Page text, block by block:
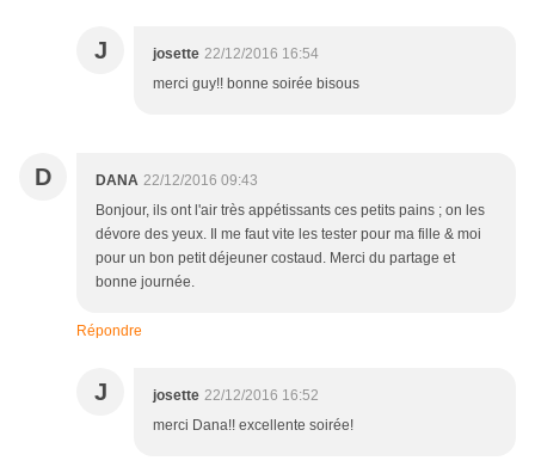
J josette 22/12/2016 16:54
merci guy!! bonne soirée bisous
D DANA 22/12/2016 09:43
Bonjour, ils ont l'air très appétissants ces petits pains ; on les
dévore des yeux. Il me faut vite les tester pour ma fille & moi
pour un bon petit déjeuner costaud. Merci du partage et
bonne journée.
Répondre
J josette 22/12/2016 16:52
merci Dana!! excellente soirée!